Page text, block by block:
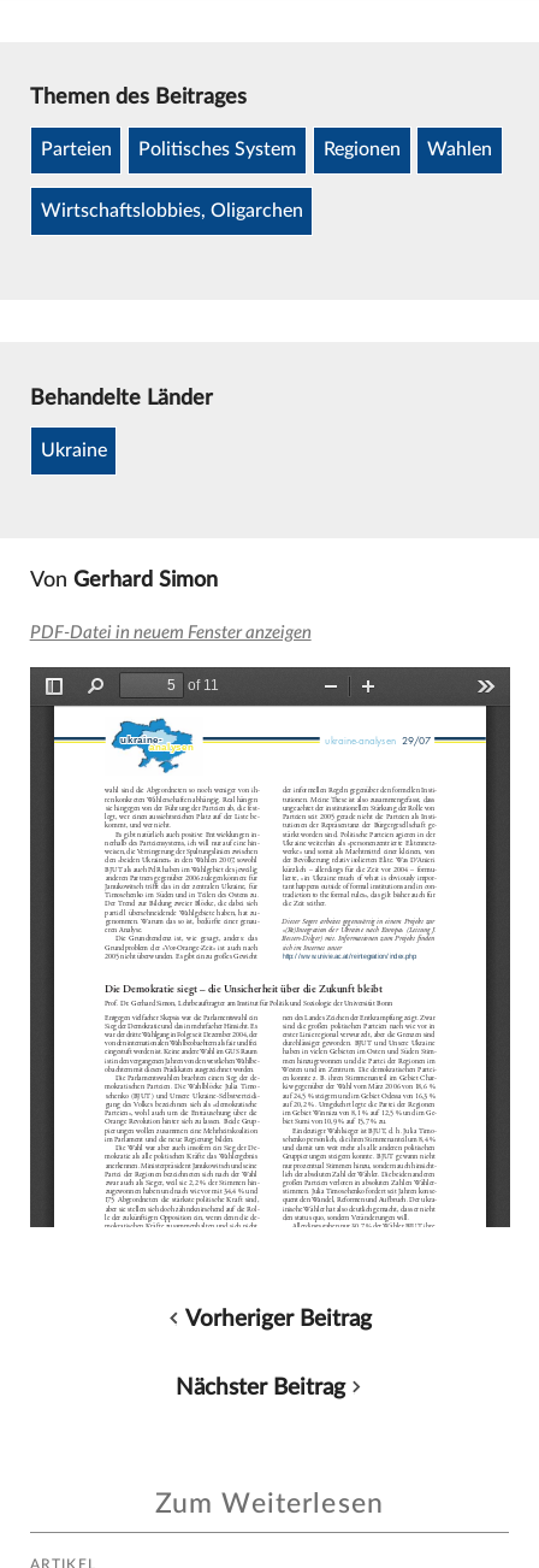
Themen des Beitrages
Parteien Politisches System Regionen Wahlen
Wirtschaftslobbies, Oligarchen
Behandelte Länder
Ukraine
Von Gerhard Simon
PDF-Datei in neuem Fenster anzeigen
Vorheriger Beitrag
Nächster Beitrag
Zum Weiterlesen
ARTIKEL